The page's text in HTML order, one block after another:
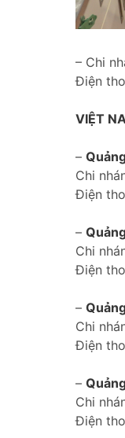
– Chi
Điện
VIỆT
–
Chi
Điện
–
Chi
Điện
–
Chi
Điện
–
Chi
Điện